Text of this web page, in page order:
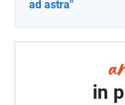
ad astra"
in